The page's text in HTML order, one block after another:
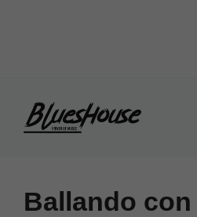
Ballando